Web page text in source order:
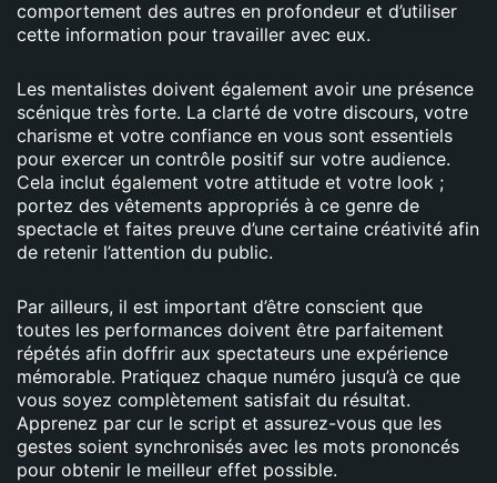
comportement des autres en profondeur et d’utiliser
cette information pour travailler avec eux.
Les mentalistes doivent également avoir une présence
scénique très forte. La clarté de votre discours, votre
charisme et votre confiance en vous sont essentiels
pour exercer un contrôle positif sur votre audience.
Cela inclut également votre attitude et votre look ;
portez des vêtements appropriés à ce genre de
spectacle et faites preuve d’une certaine créativité afin
de retenir l’attention du public.
Par ailleurs, il est important d’être conscient que
toutes les performances doivent être parfaitement
répétés afin doffrir aux spectateurs une expérience
mémorable. Pratiquez chaque numéro jusqu’à ce que
vous soyez complètement satisfait du résultat.
Apprenez par cur le script et assurez-vous que les
gestes soient synchronisés avec les mots prononcés
pour obtenir le meilleur effet possible.